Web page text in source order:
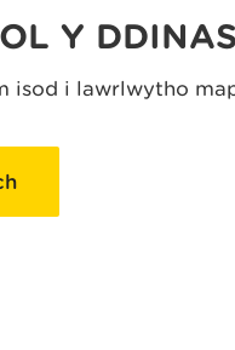
Y
isod i lawrlwytho